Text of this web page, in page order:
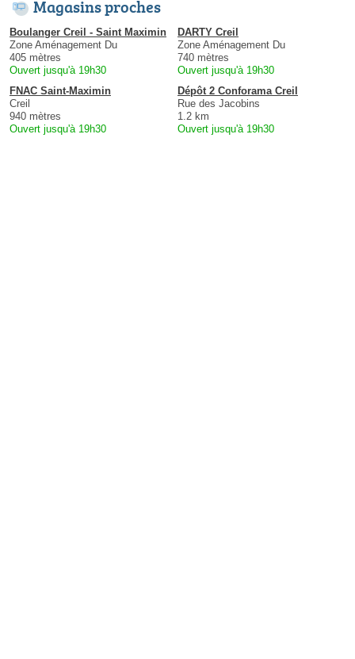
Magasins proches
Boulanger Creil - Saint Maximin
Zone Aménagement Du
405 mètres
Ouvert jusqu'à 19h30
DARTY Creil
Zone Aménagement Du
740 mètres
Ouvert jusqu'à 19h30
FNAC Saint-Maximin
Creil
940 mètres
Ouvert jusqu'à 19h30
Dépôt 2 Conforama Creil
Rue des Jacobins
1.2 km
Ouvert jusqu'à 19h30